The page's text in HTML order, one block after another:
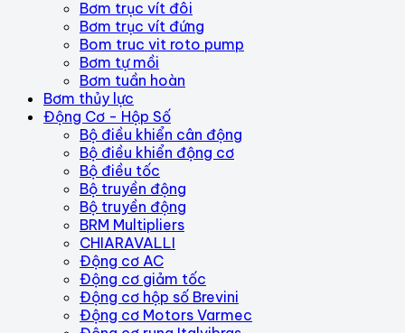
Bơm trục vít đôi
Bơm trục vít đứng
Bom truc vit roto pump
Bơm tự mồi
Bơm tuần hoàn
Bơm thủy lực
Động Cơ - Hộp Số
Bộ điều khiển cân động
Bộ điều khiển động cơ
Bộ điều tốc
Bộ truyền động
Bộ truyền động
BRM Multipliers
CHIARAVALLI
Động cơ AC
Động cơ giảm tốc
Động cơ hộp số Brevini
Động cơ Motors Varmec